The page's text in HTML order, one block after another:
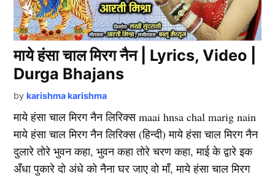
माये हंसा चाल मिरग नैन | Lyrics, Video |
Durga Bhajans
by karishma karishma
माये हंसा चाल मिरग नैन लिरिक्स maai hnsa chal marig nain
माये हंसा चाल मिरग नैन लिरिक्स (हिन्दी) माये हंसा चाल मिरग नैन
दुलारे तोरे भुवन कहा, भुवन कहा तोरे चरण कहा, माई के द्वारे इक
अँधा पुकारे दो अंधे को नैना घर जाए वो माँ, माये हंसा चाल मिरग